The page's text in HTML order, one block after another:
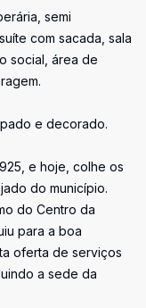
semi
com sacada, sala
social, área de
e decorado.
e hoje, colhe os
do município.
do Centro da
para a boa
oferta de serviços
a sede da